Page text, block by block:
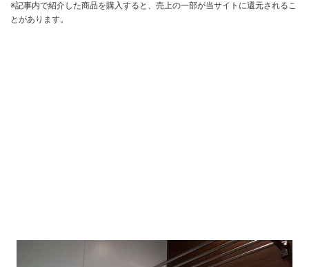
※記事内で紹介した商品を購入すると、売上の一部が当サイトに還元されるこ
とがあります。